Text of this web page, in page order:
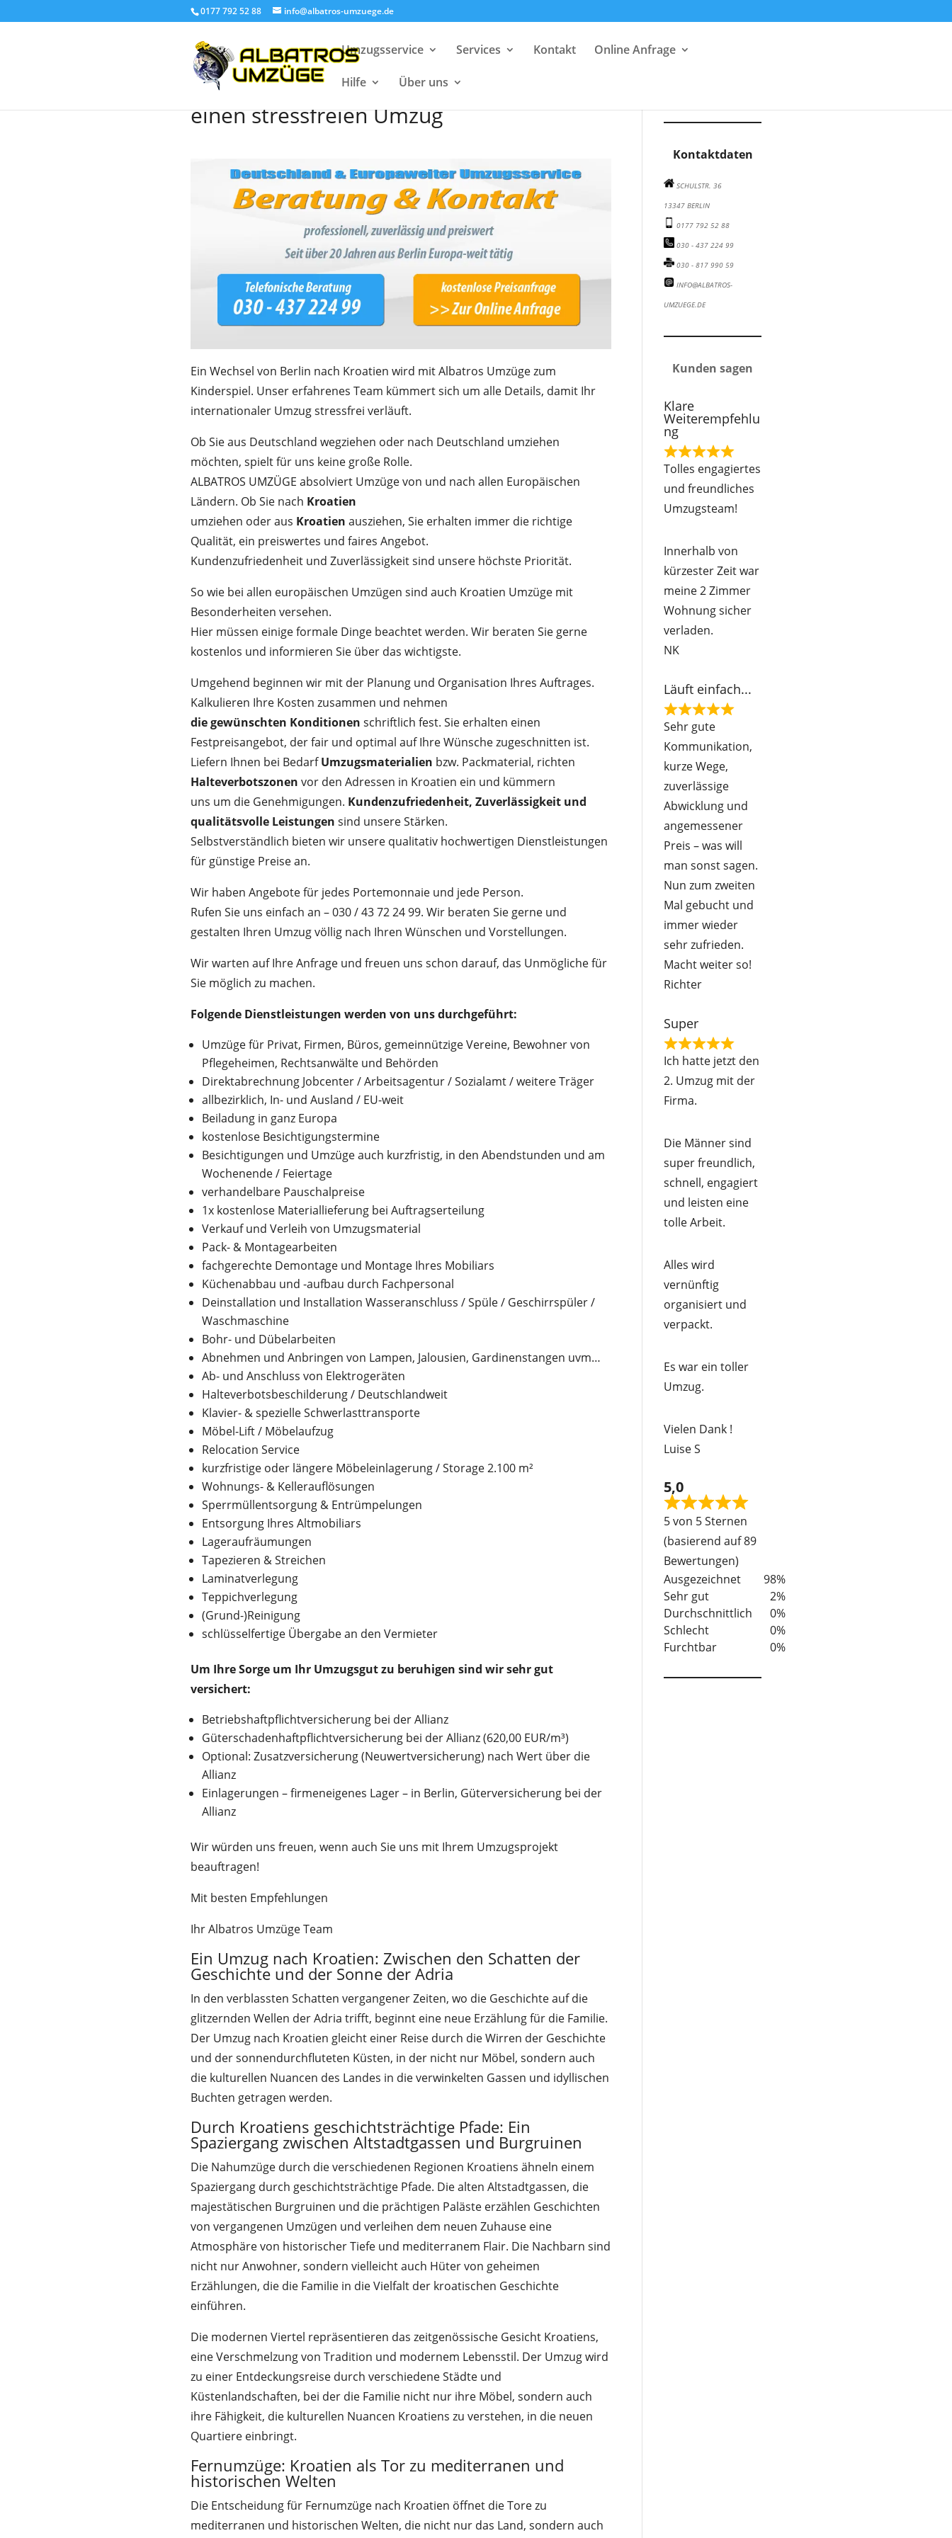
0177 792 52 88 info@albatros-umzuege.de
Umzugsservice Services Kontakt Online Anfrage
Hilfe Über uns
Umzug Kroatien – Ihr Wegbegleiter für
einen stressfreien Umzug
Ein Wechsel von Berlin nach Kroatien wird mit Albatros Umzüge zum
Kinderspiel. Unser erfahrenes Team kümmert sich um alle Details, damit Ihr
internationaler Umzug stressfrei verläuft.
Ob Sie aus Deutschland wegziehen oder nach Deutschland umziehen
möchten, spielt für uns keine große Rolle.
ALBATROS UMZÜGE absolviert Umzüge von und nach allen Europäischen
Ländern. Ob Sie nach Kroatien
umziehen oder aus Kroatien ausziehen, Sie erhalten immer die richtige
Qualität, ein preiswertes und faires Angebot.
Kundenzufriedenheit und Zuverlässigkeit sind unsere höchste Priorität.
So wie bei allen europäischen Umzügen sind auch Kroatien Umzüge mit
Besonderheiten versehen.
Hier müssen einige formale Dinge beachtet werden. Wir beraten Sie gerne
kostenlos und informieren Sie über das wichtigste.
Umgehend beginnen wir mit der Planung und Organisation Ihres Auftrages.
Kalkulieren Ihre Kosten zusammen und nehmen
die gewünschten Konditionen schriftlich fest. Sie erhalten einen
Festpreisangebot, der fair und optimal auf Ihre Wünsche zugeschnitten ist.
Liefern Ihnen bei BedarfUmzugsmaterialien bzw. Packmaterial, richten
Halteverbotszonen vor den Adressen in Kroatien ein und kümmern
uns um die Genehmigungen. Kundenzufriedenheit, Zuverlässigkeit und
qualitätsvolle Leistungen sind unsere Stärken.
Selbstverständlich bieten wir unsere qualitativ hochwertigen Dienstleistungen
für günstige Preise an.
Wir haben Angebote für jedes Portemonnaie und jede Person.
Rufen Sie uns einfach an – 030 / 43 72 24 99. Wir beraten Sie gerne und
gestalten Ihren Umzug völlig nach Ihren Wünschen und Vorstellungen.
Wir warten auf Ihre Anfrage und freuen uns schon darauf, das Unmögliche für
Sie möglich zu machen.
Folgende Dienstleistungen werden von uns durchgeführt:
Umzüge für Privat, Firmen, Büros, gemeinnützige Vereine, Bewohner von
Pflegeheimen, Rechtsanwälte und Behörden
Direktabrechnung Jobcenter / Arbeitsagentur / Sozialamt / weitere Träger
allbezirklich, In- und Ausland / EU-weit
Beiladung in ganz Europa
kostenlose Besichtigungstermine
Besichtigungen und Umzüge auch kurzfristig, in den Abendstunden und am
Wochenende / Feiertage
verhandelbare Pauschalpreise
1x kostenlose Materiallieferung bei Auftragserteilung
Verkauf und Verleih von Umzugsmaterial
Pack- & Montagearbeiten
fachgerechte Demontage und Montage Ihres Mobiliars
Küchenabbau und -aufbau durch Fachpersonal
Deinstallation und Installation Wasseranschluss / Spüle / Geschirrspüler /
Waschmaschine
Bohr- und Dübelarbeiten
Abnehmen und Anbringen von Lampen, Jalousien, Gardinenstangen uvm…
Ab- und Anschluss von Elektrogeräten
Halteverbotsbeschilderung / Deutschlandweit
Klavier- & spezielle Schwerlasttransporte
Möbel-Lift / Möbelaufzug
Relocation Service
kurzfristige oder längere Möbeleinlagerung / Storage 2.100 m²
Wohnungs- & Kellerauflösungen
Sperrmüllentsorgung & Entrümpelungen
Entsorgung Ihres Altmobiliars
Lageraufräumungen
Tapezieren & Streichen
Laminatverlegung
Teppichverlegung
(Grund-)Reinigung
schlüsselfertige Übergabe an den Vermieter
Um Ihre Sorge um Ihr Umzugsgut zu beruhigen sind wir sehr gut
versichert:
Betriebshaftpflichtversicherung bei der Allianz
Güterschadenhaftpflichtversicherung bei der Allianz (620,00 EUR/m³)
Optional: Zusatzversicherung (Neuwertversicherung) nach Wert über die
Allianz
Einlagerungen – firmeneigenes Lager – in Berlin, Güterversicherung bei der
Allianz
Wir würden uns freuen, wenn auch Sie uns mit Ihrem Umzugsprojekt
beauftragen!
Mit besten Empfehlungen
Ihr Albatros Umzüge Team
Ein Umzug nach Kroatien: Zwischen den Schatten der
Geschichte und der Sonne der Adria
In den verblassten Schatten vergangener Zeiten, wo die Geschichte auf die
glitzernden Wellen der Adria trifft, beginnt eine neue Erzählung für die Familie.
Der Umzug nach Kroatien gleicht einer Reise durch die Wirren der Geschichte
und der sonnendurchfluteten Küsten, in der nicht nur Möbel, sondern auch
die kulturellen Nuancen des Landes in die verwinkelten Gassen und idyllischen
Buchten getragen werden.
Durch Kroatiens geschichtsträchtige Pfade: Ein
Spaziergang zwischen Altstadtgassen und Burgruinen
Die Nahumzüge durch die verschiedenen Regionen Kroatiens ähneln einem
Spaziergang durch geschichtsträchtige Pfade. Die alten Altstadtgassen, die
majestätischen Burgruinen und die prächtigen Paläste erzählen Geschichten
von vergangenen Umzügen und verleihen dem neuen Zuhause eine
Atmosphäre von historischer Tiefe und mediterranem Flair. Die Nachbarn sind
nicht nur Anwohner, sondern vielleicht auch Hüter von geheimen
Erzählungen, die die Familie in die Vielfalt der kroatischen Geschichte
einführen.
Die modernen Viertel repräsentieren das zeitgenössische Gesicht Kroatiens,
eine Verschmelzung von Tradition und modernem Lebensstil. Der Umzug wird
zu einer Entdeckungsreise durch verschiedene Städte und
Küstenlandschaften, bei der die Familie nicht nur ihre Möbel, sondern auch
ihre Fähigkeit, die kulturellen Nuancen Kroatiens zu verstehen, in die neuen
Quartiere einbringt.
Fernumzüge: Kroatien als Tor zu mediterranen und
historischen Welten
Die Entscheidung für Fernumzüge nach Kroatien öffnet die Tore zu
mediterranen und historischen Welten, die nicht nur das Land, sondern auch
Kontaktdaten
SCHULSTR. 36
13347 BERLIN
0177 792 52 88
030 - 437 224 99
030 - 817 990 59
INFO@ALBATROS-
UMZUEGE.DE
Kunden sagen
Klare
Weiterempfehlu
ng
R
e
5
o
u
t
o
Tolles engagiertes
und freundliches
Umzugsteam!
Innerhalb von
kürzester Zeit war
meine 2 Zimmer
Wohnung sicher
verladen.
NK
Läuft einfach...
R
t
e
d
o
5
Sehr gute
Kommunikation,
kurze Wege,
zuverlässige
Abwicklung und
angemessener
Preis – was will
man sonst sagen.
Nun zum zweiten
Mal gebucht und
immer wieder
sehr zufrieden.
Macht weiter so!
Richter
Super
R
5
o
u
t
o
5
Ich hatte jetzt den
2. Umzug mit der
Firma.
Die Männer sind
super freundlich,
schnell, engagiert
und leisten eine
tolle Arbeit.
Alles wird
vernünftig
organisiert und
verpackt.
Es war ein toller
Umzug.
Vielen Dank !
Luise S
5,0
Rated
of
5
5 von 5 Sternen
(basierend auf 89
Bewertungen)
Ausgezeichnet
98%
Sehr gut
2%
Durchschnittlich
0%
Schlecht
0%
Furchtbar
0%